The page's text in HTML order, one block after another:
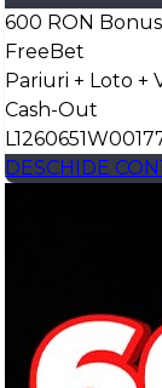
600 RON
FreeBet
Pariuri + Loto +
Cash-Out
DESCHIDE